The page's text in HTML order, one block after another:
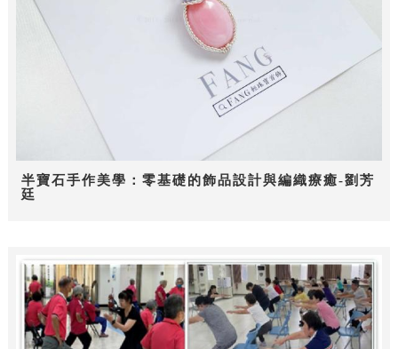
半寶石手作美學：零基礎的飾品設計與編織療癒-劉芳
廷